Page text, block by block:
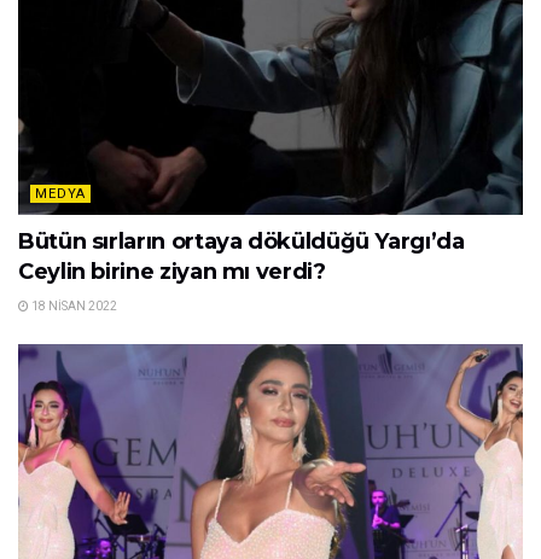
MEDYA
Bütün sırların ortaya döküldüğü Yargı’da
Ceylin birine ziyan mı verdi?
18 NISAN 2022